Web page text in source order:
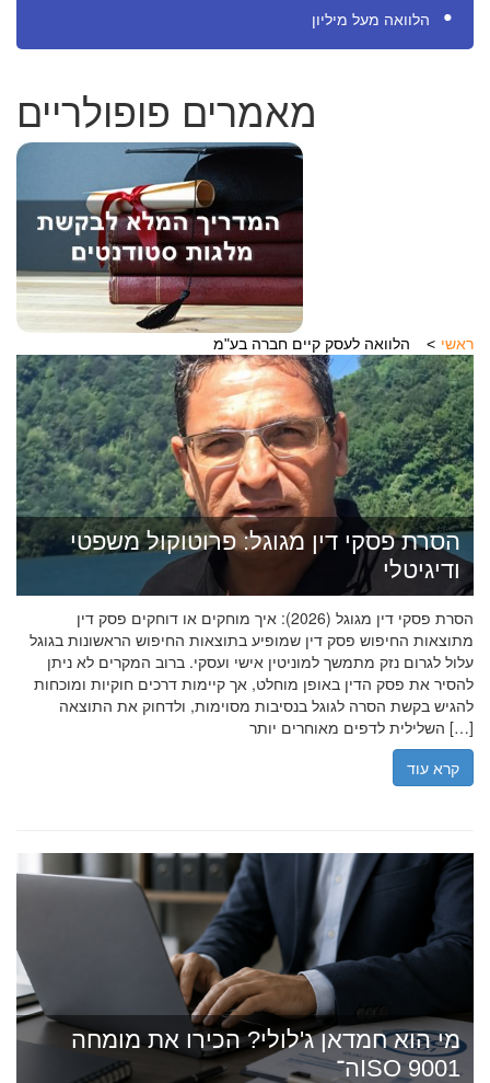
הלוואה מעל מיליון
מאמרים פופולריים
ראשי הלוואה לעסק קיים חברה בע"מ
הסרת פסקי דין מגוגל: פרוטוקול משפטי
ודיגיטלי
הסרת פסקי דין מגוגל (2026): איך מוחקים או דוחקים פסק דין
מתוצאות החיפוש פסק דין שמופיע בתוצאות החיפוש הראשונות בגוגל
עלול לגרום נזק מתמשך למוניטין אישי ועסקי. ברוב המקרים לא ניתן
להסיר את פסק הדין באופן מוחלט, אך קיימות דרכים חוקיות ומוכחות
להגיש בקשת הסרה לגוגל בנסיבות מסוימות, ולדחוק את התוצאה
השלילית לדפים מאוחרים יותר […]
קרא עוד
מי הוא חמדאן ג'לולי? הכירו את מומחה
ה־ISO 9001